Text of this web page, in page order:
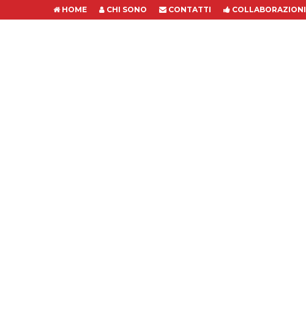
HOME CHI SONO CONTATTI COLLABORAZIONI